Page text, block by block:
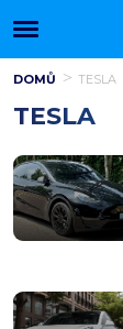
DOMŮ TESLA
TESLA